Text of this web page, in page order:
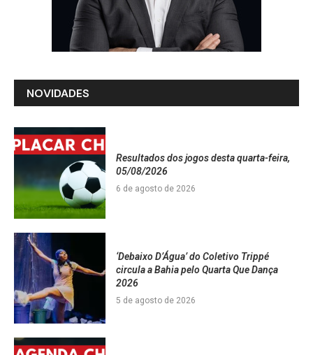
NOVIDADES
Resultados dos jogos desta quarta-feira,
05/08/2026
6 de agosto de 2026
‘Debaixo D’Água’ do Coletivo Trippé
circula a Bahia pelo Quarta Que Dança
2026
5 de agosto de 2026